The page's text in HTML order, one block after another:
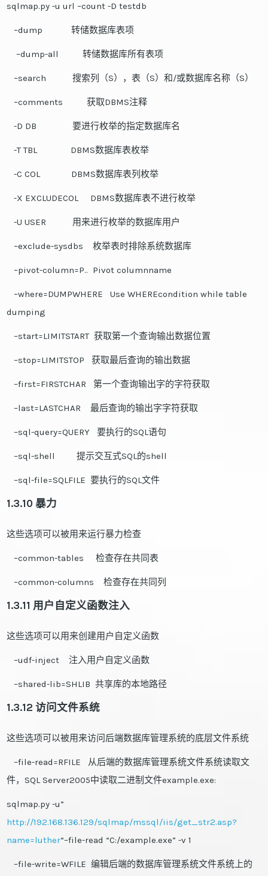
sqlmap.py -u url –count -D testdb
–dump 转储数据库表项
–dump-all 转储数据库所有表项
–search 搜索列（S），表（S）和/或数据库名称（S）
–comments 获取DBMS注释
-D DB 要进行枚举的指定数据库名
-T TBL DBMS数据库表枚举
-C COL DBMS数据库表列枚举
-X EXCLUDECOL DBMS数据库表不进行枚举
-U USER 用来进行枚举的数据库用户
–exclude-sysdbs 枚举表时排除系统数据库
–pivot-column=P.. Pivot columnname
–where=DUMPWHERE Use WHEREcondition while table
dumping
–start=LIMITSTART 获取第一个查询输出数据位置
–stop=LIMITSTOP 获取最后查询的输出数据
–first=FIRSTCHAR 第一个查询输出字的字符获取
–last=LASTCHAR 最后查询的输出字字符获取
–sql-query=QUERY 要执行的SQL语句
–sql-shell 提示交互式SQL的shell
–sql-file=SQLFILE 要执行的SQL文件
1.3.10 暴力
这些选项可以被用来运行暴力检查
–common-tables 检查存在共同表
–common-columns 检查存在共同列
1.3.11 用户自定义函数注入
这些选项可以用来创建用户自定义函数
–udf-inject 注入用户自定义函数
–shared-lib=SHLIB 共享库的本地路径
1.3.12 访问文件系统
这些选项可以被用来访问后端数据库管理系统的底层文件系统
–file-read=RFILE 从后端的数据库管理系统文件系统读取文
件，SQL Server2005中读取二进制文件example.exe:
sqlmap.py -u”
http://192.168.136.129/sqlmap/mssql/iis/get_str2.asp?
name=luther“–file-read “C:/example.exe” -v 1
–file-write=WFILE 编辑后端的数据库管理系统文件系统上的